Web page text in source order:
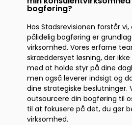
bogføring?
Hos Stadsrevisionen forstår
pålidelig bogføring er
virksomhed. Vores erfarne
skræddersyet løsning, der
med at holde styr på dine
men også leverer indsigt og
dine strategiske beslutninger.
outsourcere din bogføring til
til at fokusere på det, du gør
virksomhed.